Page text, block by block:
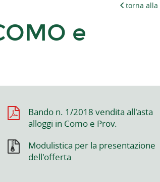
torna alla
e
Bando n. 1/2018 vendita all'asta
alloggi in Como e Prov.
Modulistica per la presentazione
dell'offerta